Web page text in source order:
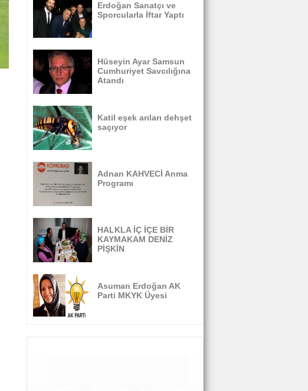
Erdoğan Sanatçı ve
Sporcularla İftar Yaptı
Hüseyin Ayar Samsun
Cumhuriyet Savcılığına
Atandı
Katil eşek arıları dehşet
saçıyor
Adnan KAHVECİ Anma
Programı
HALKLA İÇ İÇE BİR
KAYMAKAM DENİZ
PİŞKİN
Asuman Erdoğan AK
Parti MKYK Üyesi